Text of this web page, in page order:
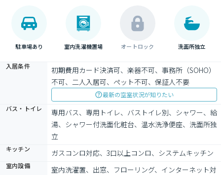
駐車場あり 室内洗濯機置場 オートロック 洗面所独立
入居条件
初期費用カード決済可、楽器不可、事務所（SOHO）
不可、二人入居可、ペット不可、保証人不要
最新の空室状況が知りたい
バス・トイレ
専用バス、専用トイレ、バストイレ別、シャワー、給
湯、シャワー付洗面化粧台、温水洗浄便座、洗面所独
立
キッチン ガスコンロ対応、3口以上コンロ、システムキッチン
室内設備
室内洗濯置、出窓、フローリング、インターネット対